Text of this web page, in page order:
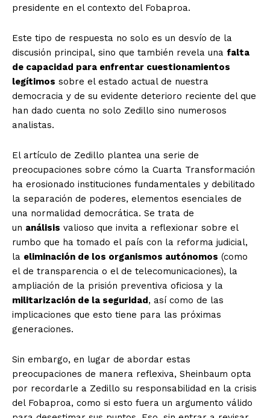
presidente en el contexto del Fobaproa.
Este tipo de respuesta no solo es un desvío de la
discusión principal, sino que también revela una falta
de capacidad para enfrentar cuestionamientos
legítimos sobre el estado actual de nuestra
democracia y de su evidente deterioro reciente del que
han dado cuenta no solo Zedillo sino numerosos
analistas.
El artículo de Zedillo plantea una serie de
preocupaciones sobre cómo la Cuarta Transformación
ha erosionado instituciones fundamentales y debilitado
la separación de poderes, elementos esenciales de
una normalidad democrática. Se trata de
un análisis valioso que invita a reflexionar sobre el
rumbo que ha tomado el país con la reforma judicial,
la eliminación de los organismos autónomos (como
el de transparencia o el de telecomunicaciones), la
ampliación de la prisión preventiva oficiosa y la
militarización de la seguridad, así como de las
implicaciones que esto tiene para las próximas
generaciones.
Sin embargo, en lugar de abordar estas
preocupaciones de manera reflexiva, Sheinbaum opta
por recordarle a Zedillo su responsabilidad en la crisis
del Fobaproa, como si esto fuera un argumento válido